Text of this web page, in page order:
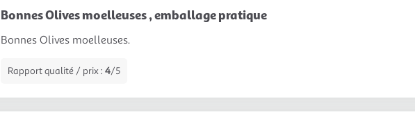
Bonnes Olives moelleuses , emballage pratique
Bonnes Olives moelleuses.
Rapport qualité / prix : 4/5